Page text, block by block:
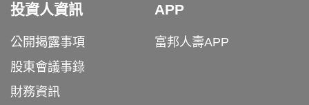
投資人資訊
公開揭露事項
股東會議事錄
財務資訊
APP
富邦人壽APP